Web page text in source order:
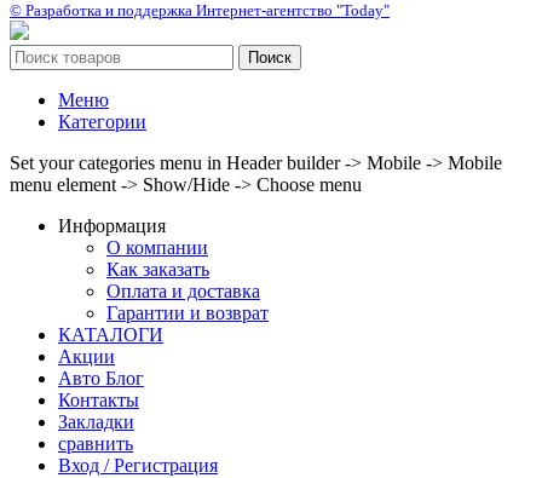
© Разработка и поддержка Интернет-агентство "Today"
Поиск
Меню
Категории
Set your categories menu in Header builder -> Mobile -> Mobile
menu element -> Show/Hide -> Choose menu
Информация
О компании
Как заказать
Оплата и доставка
Гарантии и возврат
КАТАЛОГИ
Акции
Авто Блог
Контакты
Закладки
сравнить
Вход / Регистрация